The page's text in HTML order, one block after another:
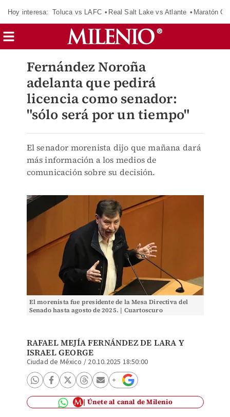
Hoy interesa: Toluca vs LAFC Real Salt Lake vs Atlante Maratón
Fernández Noroña
adelanta que pedirá
licencia como senador:
"sólo será por un tiempo"
El senador morenista dijo que mañana dará
más información a los medios de
comunicación sobre su decisión.
El morenista fue presidente de la Mesa Directiva del
Senado hasta agosto de 2025. | Cuartoscuro
RAFAEL MEJÍA FERNÁNDEZ DE LARAY
ISRAEL GEORGE
Ciudad de México / 20.10.2025 18:50:00
Únete al canal de Milenio